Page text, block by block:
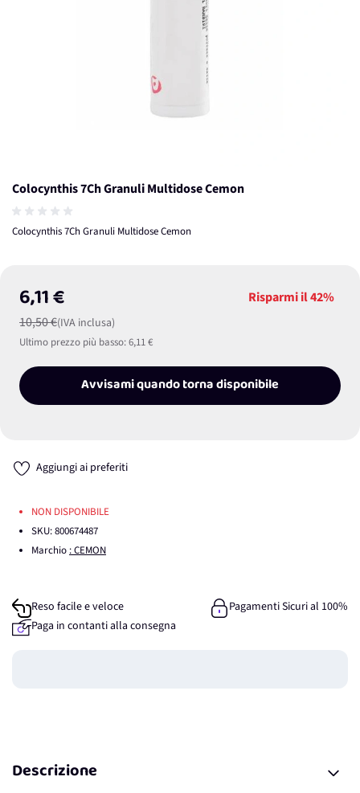
Colocynthis 7Ch Granuli Multidose Cemon
Colocynthis 7Ch Granuli Multidose Cemon
6,11 €
10,50 €(IVA inclusa)
Risparmi il42%
Ultimo prezzo più basso:6,11 €
Avvisami quando torna disponibile
Aggiungi ai preferiti
NON DISPONIBILE
SKU:800674487
Marchio : CEMON
Reso facile e veloce
Pagamenti Sicuri al 100%
Paga in contanti alla consegna
Descrizione